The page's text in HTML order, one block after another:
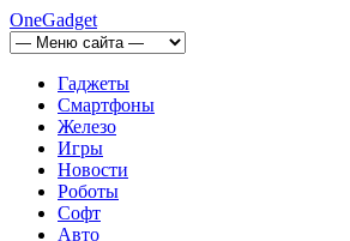
OneGadget
Гаджеты
Смартфоны
Железо
Игры
Новости
Роботы
Софт
Авто